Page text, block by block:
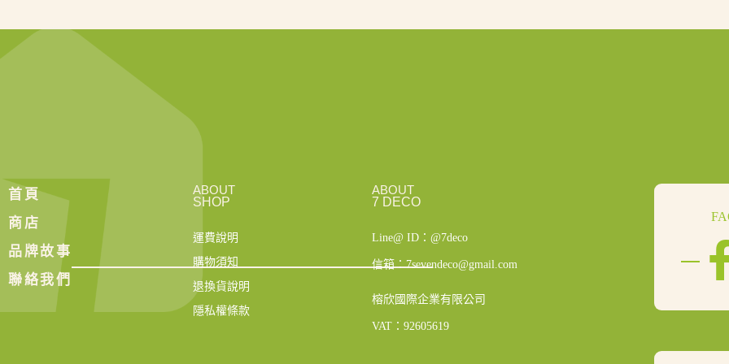
首頁
商店
品牌故事
聯絡我們
ABOUT
SHOP
運費說明
購物須知
退換貨說明
隱私權條款
ABOUT
7 DECO
Line@ ID：@7deco
信箱：7sevendeco@gmail.com
榕欣國際企業有限公司
VAT：92605619